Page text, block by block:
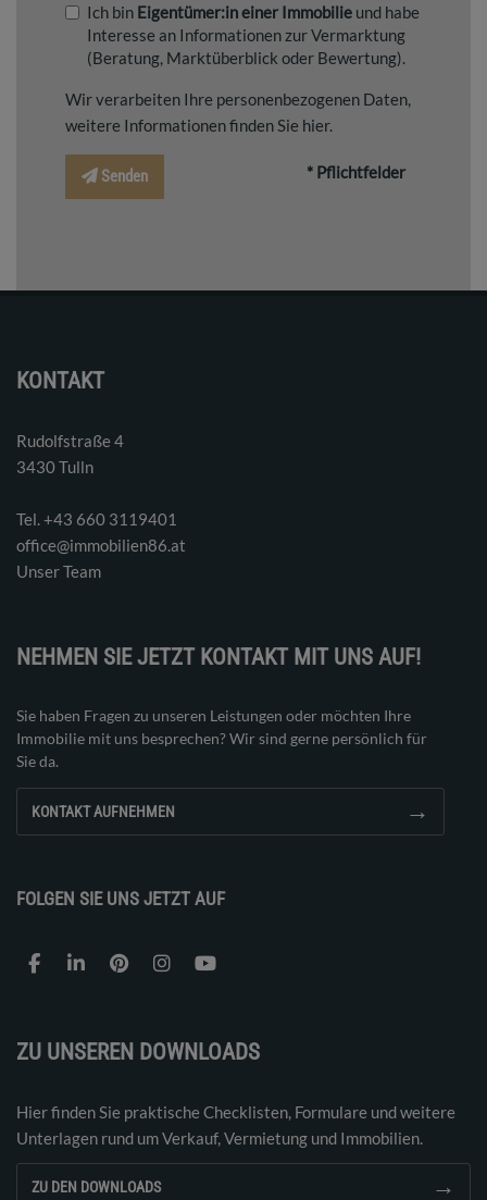
Ich bin Eigentümer:in einer Immobilie und habe
Interesse an Informationen zur Vermarktung
(Beratung, Marktüberblick oder Bewertung).
Wir verarbeiten Ihre personenbezogenen Daten,
weitere Informationen finden Sie hier.
Senden * Pflichtfelder
KONTAKT
Rudolfstraße 4
3430 Tulln
Tel. ‭+43 660 3119401‬
office@immobilien86.at
Unser Team
NEHMEN SIE JETZT KONTAKT MIT UNS AUF!
Sie haben Fragen zu unseren Leistungen oder möchten Ihre
Immobilie mit uns besprechen? Wir sind gerne persönlich für
Sie da.
KONTAKT AUFNEHMEN →
FOLGEN SIE UNS JETZT AUF
ZU UNSEREN DOWNLOADS
Hier finden Sie praktische Checklisten, Formulare und weitere
Unterlagen rund um Verkauf, Vermietung und Immobilien.
ZU DEN DOWNLOADS →